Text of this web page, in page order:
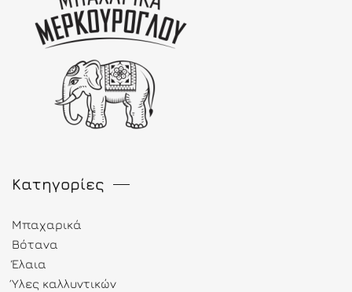
Κατηγορίες
Μπαχαρικά
Βότανα
Έλαια
Ύλες καλλυντικών